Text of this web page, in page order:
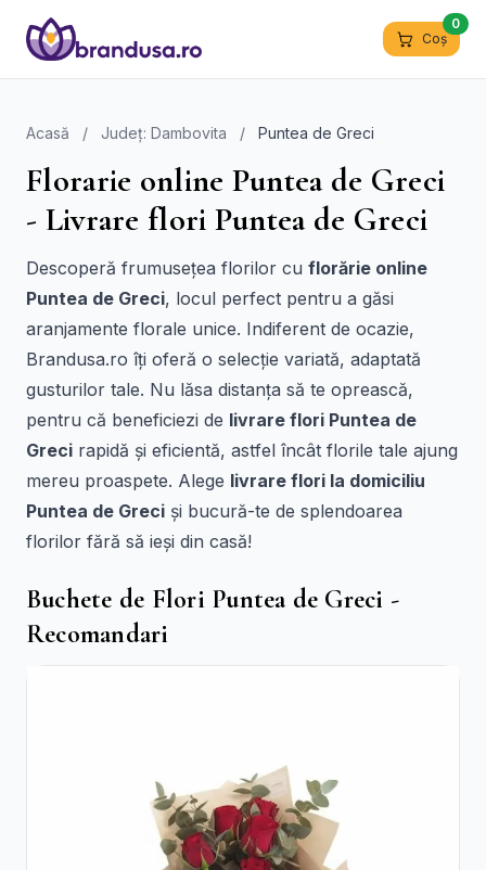
Coș
0
Acasă / Județ: Dambovita / Puntea de Greci
Florarie online Puntea de Greci
- Livrare flori Puntea de Greci
Descoperă frumusețea florilor cu florărie online
Puntea de Greci, locul perfect pentru a găsi
aranjamente florale unice. Indiferent de ocazie,
Brandusa.ro îți oferă o selecție variată, adaptată
gusturilor tale. Nu lăsa distanța să te oprească,
pentru că beneficiezi de livrare flori Puntea de
Greci rapidă și eficientă, astfel încât florile tale ajung
mereu proaspete. Alege livrare flori la domiciliu
Puntea de Greci și bucură-te de splendoarea
florilor fără să ieși din casă!
Buchete de Flori Puntea de Greci -
Recomandari